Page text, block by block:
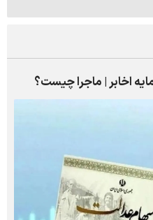
اخابر | ماجرا چیست؟